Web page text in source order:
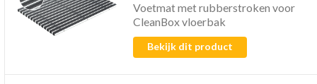
Voetmat met rubberstroken voor
CleanBox vloerbak
Bekijk dit product